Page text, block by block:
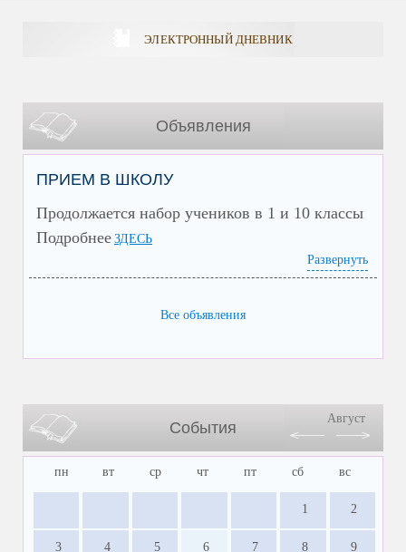
ЭЛЕКТРОННЫЙ ДНЕВНИК
Объявления
ПРИЕМ В ШКОЛУ
Продолжается набор учеников в 1 и 10 классы
Подробнее ЗДЕСЬ
Развернуть
Все объявления
События
Август
пн вт ср чт пт сб вс
1 2
3 4 5 6 7 8 9